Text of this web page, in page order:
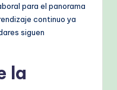
para el panorama
continuo ya
siguen
la